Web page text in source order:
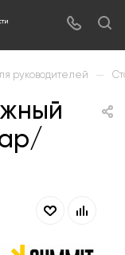
руководителей —